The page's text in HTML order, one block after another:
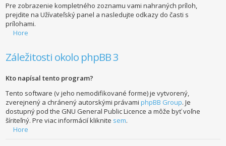
Pre zobrazenie kompletného zoznamu vami nahraných príloh,
prejdite na Užívateľský panel a nasledujte odkazy do časti s
prílohami.
Hore
Záležitosti okolo phpBB 3
Kto napísal tento program?
Tento software (v jeho nemodifikované forme) je vytvorený,
zverejnený a chránený autorskými právamiphpBB Group. Je
dostupný pod the GNU General Public Licence a môže byť voľne
šíriteľný. Pre viac informácií kliknite sem.
Hore